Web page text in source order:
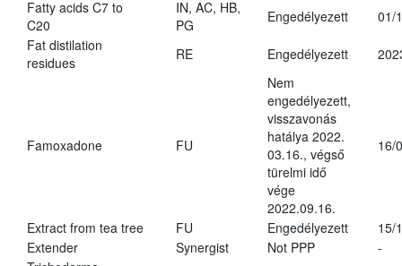
Fatty acids C7 to
C20
IN, AC, HB,
PG
Engedélyezett
01/
Fat distilation
residues
RE Engedélyezett
Famoxadone FU
Nem
engedélyezett,
visszavonás
hatálya 2022.
03.16., végső
türelmi idő
vége
2022.09.16.
16/
Extract from tea tree FU Engedélyezett
15/
Extender
Synergist Not PPP
-